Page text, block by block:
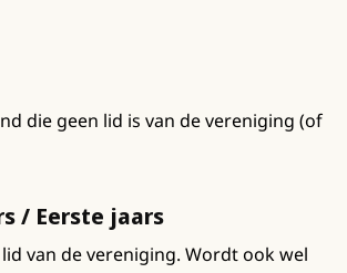
die geen lid is van de vereniging (of
/ Eerste jaars
van de vereniging. Wordt ook wel